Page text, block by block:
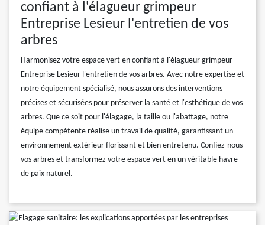
confiant à l'élagueur grimpeur
Entreprise Lesieur l'entretien de vos
arbres
Harmonisez votre espace vert en confiant à l'élagueur grimpeur
Entreprise Lesieur l'entretien de vos arbres. Avec notre expertise et
notre équipement spécialisé, nous assurons des interventions
précises et sécurisées pour préserver la santé et l'esthétique de vos
arbres. Que ce soit pour l'élagage, la taille ou l'abattage, notre
équipe compétente réalise un travail de qualité, garantissant un
environnement extérieur florissant et bien entretenu. Confiez-nous
vos arbres et transformez votre espace vert en un véritable havre
de paix naturel.